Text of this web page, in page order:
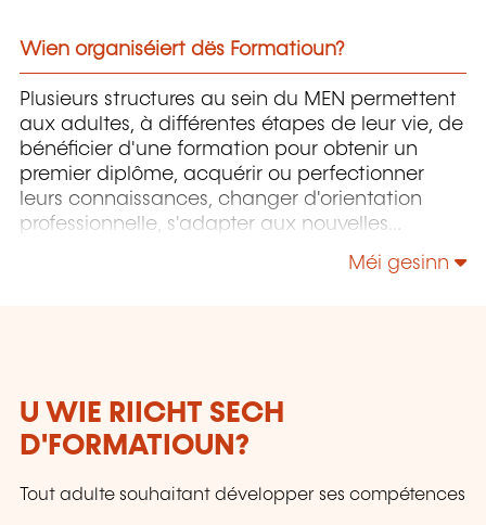
Wien organiséiert dës Formatioun?
Plusieurs structures au sein du MEN permettent
aux adultes, à différentes étapes de leur vie, de
bénéficier d'une formation pour obtenir un
premier diplôme, acquérir ou perfectionner
leurs connaissances, changer d'orientation
professionnelle, s'adapter aux nouvelles
technologies, enrichir leur culture personnelle...
Méi gesinn
U WIE RIICHT SECH
D'FORMATIOUN?
Tout adulte souhaitant développer ses compétences